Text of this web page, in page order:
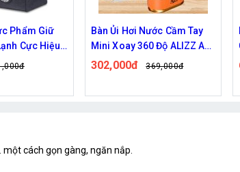
Phẩm Giữ
Cực Hiệu
Thấm
Bàn Ủi Hơi Nước Cầm Tay
Mini Xoay 360 Độ ALIZZ AL-
13829
302,000đ 369,000đ
cách gọn gàng, ngăn nắp.